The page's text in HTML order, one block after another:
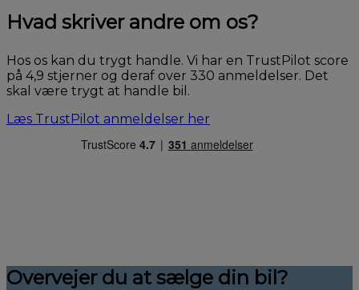
Hvad skriver andre om os?
Hos os kan du trygt handle. Vi har en TrustPilot score
på 4,9 stjerner og deraf over 330 anmeldelser. Det
skal være trygt at handle bil.
Læs TrustPilot anmeldelser her
Overvejer du at sælge din bil?